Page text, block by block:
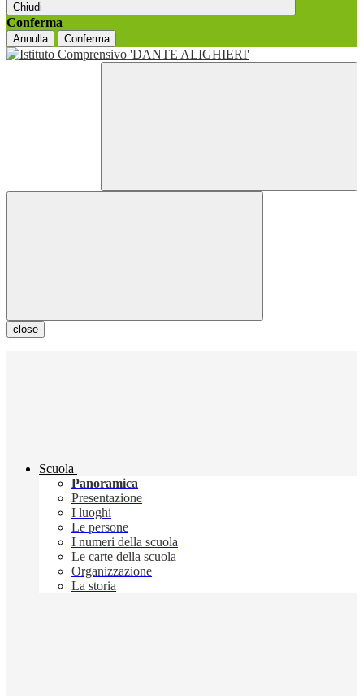
Chiudi
Conferma
Annulla Conferma
close
Scuola
Panoramica
Presentazione
I luoghi
Le persone
I numeri della scuola
Le carte della scuola
Organizzazione
La storia